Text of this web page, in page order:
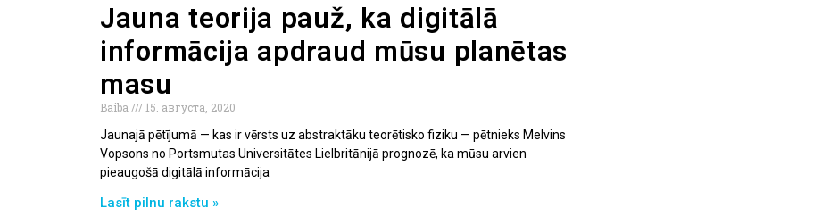
Jauna teorija pauž, ka digitālā
informācija apdraud mūsu planētas
masu
Baiba
15. августа, 2020
Jaunajā pētījumā — kas ir vērsts uz abstraktāku teorētisko fiziku — pētnieks Melvins
Vopsons no Portsmutas Universitātes Lielbritānijā prognozē, ka mūsu arvien
pieaugošā digitālā informācija
Lasīt pilnu rakstu »